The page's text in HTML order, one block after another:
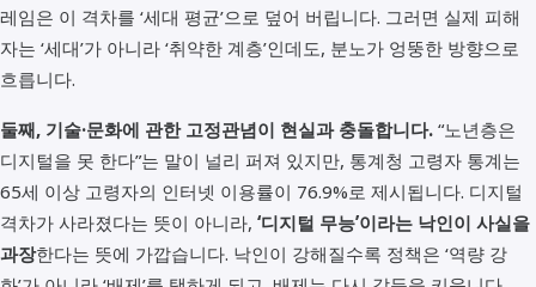
레임은 이 격차를 ‘세대 평균’으로 덮어 버립니다. 그러면 실제 피해
자는 ‘세대’가 아니라 ‘취약한 계층’인데도, 분노가 엉뚱한 방향으로
흐릅니다.
둘째, 기술·문화에 관한 고정관념이 현실과 충돌합니다. “노년층은
디지털을 못 한다”는 말이 널리 퍼져 있지만, 통계청 고령자 통계는
65세 이상 고령자의 인터넷 이용률이 76.9%로 제시됩니다. 디지털
격차가 사라졌다는 뜻이 아니라, ‘디지털 무능’이라는 낙인이 사실을
과장한다는 뜻에 가깝습니다. 낙인이 강해질수록 정책은 ‘역량 강